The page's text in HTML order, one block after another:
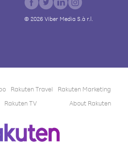
© 2026Viber Media S.à r.l.
Rakuten Travel
Rakuten Marketing
Rakuten TV About Rakuten